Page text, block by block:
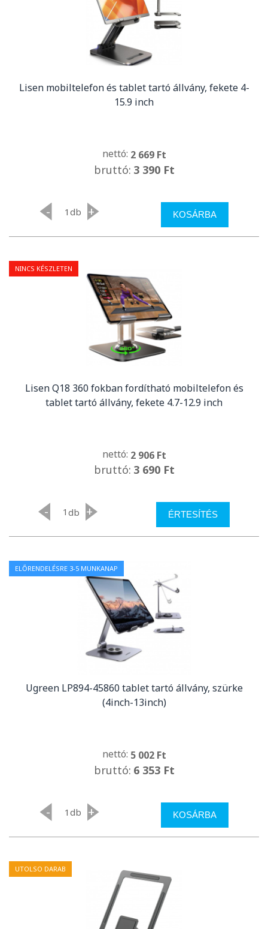
Lisen mobiltelefon és tablet tartó állvány, fekete 4-
15.9 inch
nettó: 2 669 Ft
bruttó: 3 390 Ft
- db + KOSÁRBA
NINCS KÉSZLETEN
Lisen Q18 360 fokban fordítható mobiltelefon és
tablet tartó állvány, fekete 4.7-12.9 inch
nettó: 2 906 Ft
bruttó: 3 690 Ft
- db + ÉRTESÍTÉS
ELŐRENDELÉSRE 3-5 MUNKANAP
Ugreen LP894-45860 tablet tartó állvány, szürke
(4inch-13inch)
nettó: 5 002 Ft
bruttó: 6 353 Ft
- db + KOSÁRBA
UTOLSO DARAB